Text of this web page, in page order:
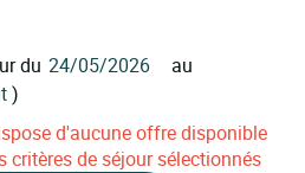
du
au
)
d'aucune offre disponible
critères de séjour sélectionnés